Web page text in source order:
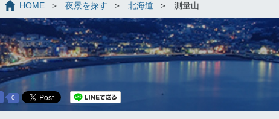
HOME 夜景を探す 北海道 測量山
0